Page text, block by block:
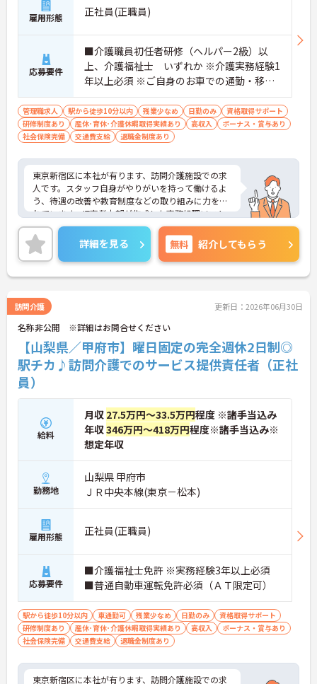
【専門資格を活かした収入アップと明確なキャリア
形成が期待できます】
・資格手当が支給されるほか、年2回の評価面談で
個人の頑張りが給与に還元される仕組みが整ってい
ます
・サービス提供責任者や管理者へのキャリアアップ
【IT化と手厚いフォロー体制により、業務のストレ
スを軽減できます】
・記録票の提出やシフト確認をすべてスマートフォ
ンで行えるため、手書きの書類作成や事業所への移
動の手間が省けケア業務に集中できます
・定期的な面談を通じて上司がフォローする体制が
あり、訪問介護でありながら孤立することなくチー
ムの支援を受けながら業務に取り組めます
雇用形態 正社員(正職員)
応募要件
■介護職員初任者研修（ヘルパー2級）以
上、介護福祉士 いずれか ※介護実務経験1
年以上必須 ※ご自身のお車での通勤・移動
が可能な方
管理職求人 駅から徒歩10分以内 残業少なめ 日勤のみ
資格取得サポート
研修制度あり
産休･育休･介護休暇取得実績あり 高収入
ボーナス・賞与あり
社会保険完備
交通費支給 退職金制度あり
東京新宿区に本社が有ります、訪問介護施設での求
人です。スタッフ自身がやりがいを持って働けるよ
う、待遇の改善や教育制度などの取り組みに力を入
れています。IT事業本部が作成した事務処理ソフト
を導入しており、事務作業は少なく、その分ご利用
者様への対応を重視することもできます。入社後の
研修はもちろん、介護技術研修、PC研修、マナー研
修、資格取得のための勉強会等ステップに応じて用
意されており安心してご就業いただけます。
細などお話しいたしますのでお気軽にお問い合わせ
下さい。
詳細を見る 無料 紹介してもらう
訪問介護 更新日：2026年06月30日
名称非公開 ※詳細はお問合せください
【山梨県／甲府市】曜日固定の完全週休2日制◎
駅チカ♪訪問介護でのサービス提供責任者（正社
員）
給料
月収 27.5万円～33.5万円程度 ※諸手当込み
年収346万円～418万円程度※諸手当込み※
想定年収
勤務地
山梨県 甲府市
ＪＲ中央本線(東京－松本)
雇用形態 正社員(正職員)
応募要件
■介護福祉士免許 ※実務経験3年以上必須
■普通自動車運転免許必須（ＡＴ限定可）
駅から徒歩10分以内 車通勤可 残業少なめ 日勤のみ
資格取得サポート
研修制度あり
産休･育休･介護休暇取得実績あり 高収入
ボーナス・賞与あり
社会保険完備
交通費支給 退職金制度あり
東京新宿区に本社が有ります、訪問介護施設での求